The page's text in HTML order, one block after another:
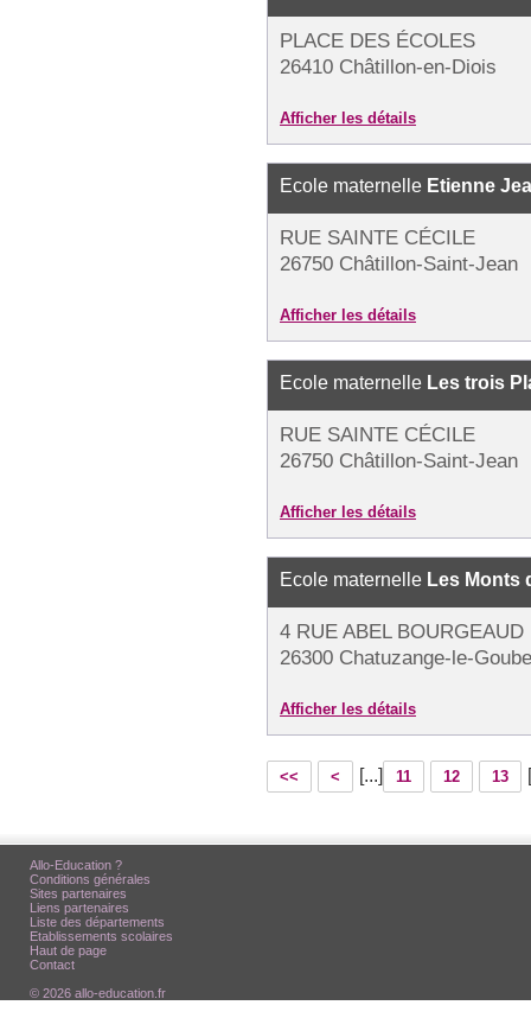
PLACE DES ÉCOLES
26410 Châtillon-en-Diois
Afficher les détails
Ecole maternelle Etienne
RUE SAINTE CÉCILE
26750 Châtillon-Saint-Jean
Afficher les détails
Ecole maternelle Les trois
RUE SAINTE CÉCILE
26750 Châtillon-Saint-Jean
Afficher les détails
Ecole maternelle Les Monts
4 RUE ABEL BOURGEAUD
26300 Chatuzange-le-
Afficher les détails
<< < [...] 11 12 13
Allo-Education ?
Conditions générales
Sites partenaires
Liens partenaires
Liste des départements
Etablissements scolaires
Haut de page
Contact
© 2026 allo-education.fr